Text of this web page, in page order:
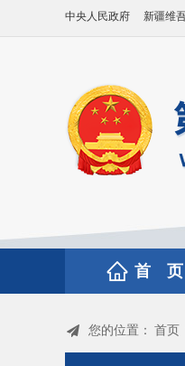
中央人民政府 新疆维
首 页
您的位置： 首页